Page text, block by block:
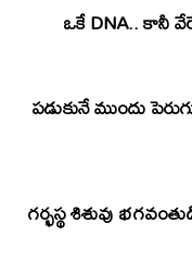
ఒకే DNA.. కానీ
పడుకునే ముందు
గర్భస్థ శిశువు